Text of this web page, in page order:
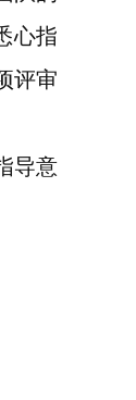
心指
评审
导意